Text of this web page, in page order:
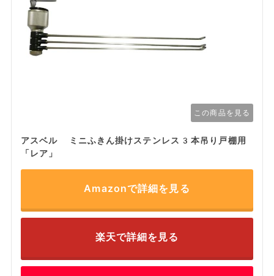
この商品を見る
アスベル ミニふきん掛けステンレス3本吊り戸棚用
「レア」
Amazonで詳細を見る
楽天で詳細を見る